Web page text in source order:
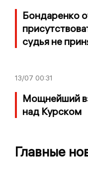
Бондаренко
судья не
13/07 00:31
Мощнейший
над Курском
Главные